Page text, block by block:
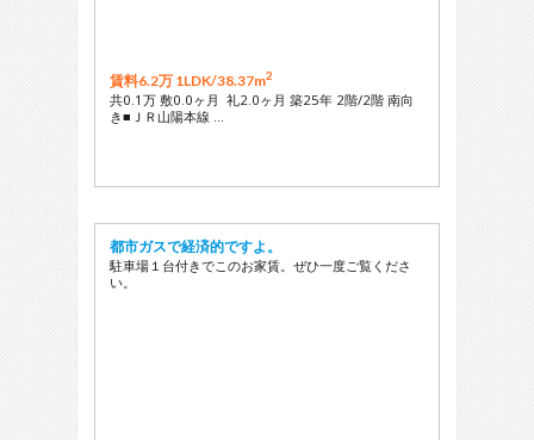
賃料6.2万 1LDK/38.37m2
共0.1万 敷0.0ヶ月 礼2.0ヶ月 築25年 2階/2階 南向
き■ＪＲ山陽本線 …
都市ガスで経済的ですよ。
駐車場１台付きでこのお家賃。ぜひ一度ご覧くださ
い。